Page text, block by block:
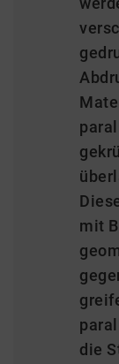
mit
die